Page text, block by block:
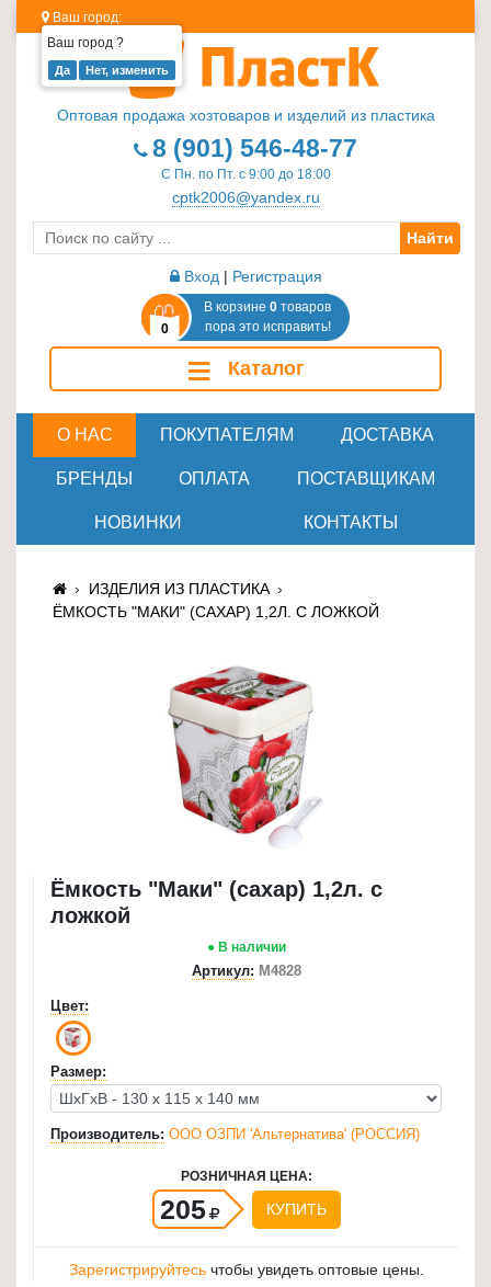
Ваш город:
Ваш город ?
Оптовая продажа хозтоваров и изделий из пластика
8 (901) 546-48-77
С Пн. по Пт. с 9:00 до 18:00
cptk2006@yandex.ru
Найти
Вход | Регистрация
0
В корзине 0 товаров
пора это исправить!
≡ Каталог
О НАС ПОКУПАТЕЛЯМ ДОСТАВКА
БРЕНДЫ ОПЛАТА ПОСТАВЩИКАМ
НОВИНКИ КОНТАКТЫ
ИЗДЕЛИЯ ИЗ ПЛАСТИКА
ЁМКОСТЬ "МАКИ" (САХАР) 1,2Л. С ЛОЖКОЙ
Ёмкость "Маки" (сахар) 1,2л. с
ложкой
● В наличии
Артикул: М4828
Цвет:
Размер:
Производитель: ООО ОЗПИ 'Альтернатива' (РОССИЯ)
РОЗНИЧНАЯ ЦЕНА:
205 КУПИТЬ
Зарегистрируйтесьчтобы увидеть оптовые цены.
Изделия
Стеклотара
Пластиковая
+
Хозтовары
для
отдых
Посуда
для
кухни
≡
+
Товары